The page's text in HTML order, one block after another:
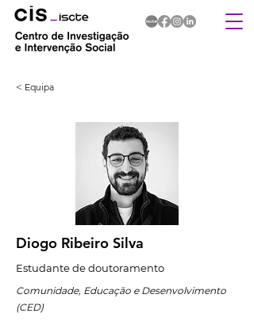
< Equipa
Diogo Ribeiro Silva
Estudante de doutoramento
Comunidade, Educação e Desenvolvimento
(CED)